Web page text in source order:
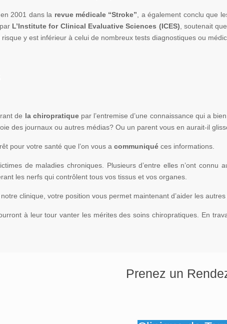
2001 dans la revue médicale “Stroke” , a également conclu que
L’Institute for Clinical Evaluative Sciences (ICES) , soutenait
y est inférieur à celui de nombreux tests diagnostiques ou
de la chiropratique par l’entremise d’une connaissance qui a
des journaux ou autres médias? Ou un parent vous en aurait-il
pour votre santé que l’on vous a communiqué ces informations.
de maladies chroniques. Plusieurs d’entre elles n’ont connu
les nerfs qui contrôlent tous vos tissus et vos organes.
clinique, votre position vous permet maintenant d’aider les
à leur tour vanter les mérites des soins chiropratiques. En
Prenez un